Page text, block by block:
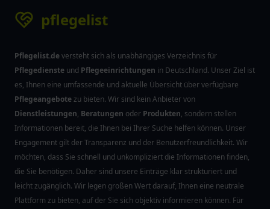
pflegelist
Pflegelist.deversteht sich als unabhängiges Verzeichnis für
Pflegedienste und Pflegeeinrichtungen in Deutschland. Unser Ziel ist
es, Ihnen eine umfassende und aktuelle Übersicht über verfügbare
Pflegeangebotezu bieten. Wir sind kein Anbieter von
Dienstleistungen, Beratungen oder Produkten, sondern stellen
Informationen bereit, die Ihnen bei Ihrer Suche helfen können. Unser
Engagement gilt der Transparenz und der Benutzerfreundlichkeit. Wir
möchten, dass Sie schnell und unkompliziert die Informationen finden,
die Sie benötigen. Daher sind unsere Einträge klar strukturiert und
leicht zugänglich. Wir legen großen Wert darauf, Ihnen eine neutrale
Plattform zu bieten, auf der Sie sich objektiv informieren können. Für